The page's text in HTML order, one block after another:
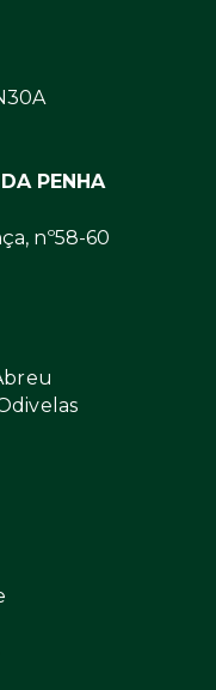
PENHA
nº58-60